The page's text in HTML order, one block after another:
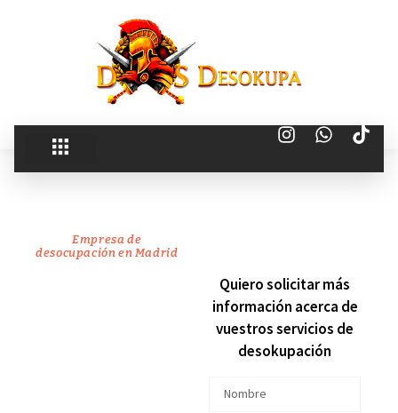
Empresa de
desocupación en Madrid
recuperamosQuiero solicitar más
información acerca de
vuestros servicios de
desokupación